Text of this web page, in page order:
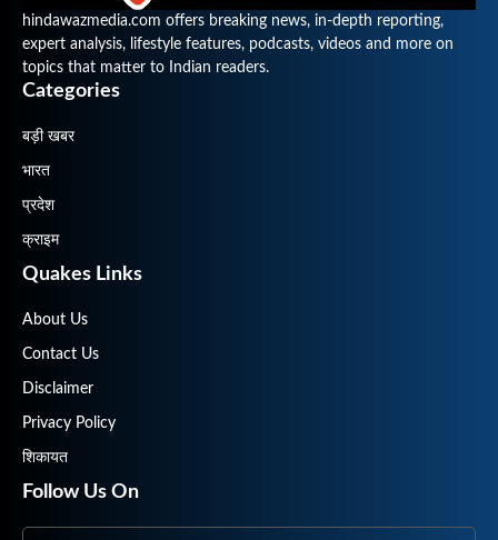
hindawazmedia.com offers breaking news, in-depth reporting,
expert analysis, lifestyle features, podcasts, videos and more on
topics that matter to Indian readers.
Categories
बड़ी खबर
भारत
प्रदेश
क्राइम
Quakes Links
About Us
Contact Us
Disclaimer
Privacy Policy
शिकायत
Follow Us On